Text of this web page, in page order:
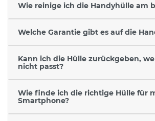
Wie reinige ich die Handyhülle am
Welche Garantie gibt es auf die
Kann ich die Hülle zurückgeben,
nicht passt?
Wie finde ich die richtige Hülle für
Smartphone?